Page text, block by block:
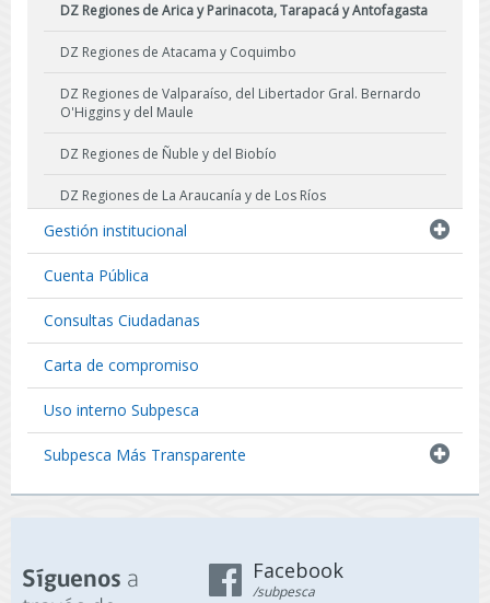
DZ Regiones de Arica y Parinacota, Tarapacá y Antofagasta
DZ Regiones de Atacama y Coquimbo
DZ Regiones de Valparaíso, del Libertador Gral. Bernardo
O'Higgins y del Maule
DZ Regiones de Ñuble y del Biobío
DZ Regiones de La Araucanía y de Los Ríos
DZ Región de Los Lagos
DZ Región de Aysén del General Carlos Ibañez del Campo
DZ Región de Magallanes y La Antártica Chilena
Gestión institucional
Cuenta Pública
Consultas Ciudadanas
Carta de compromiso
Uso interno Subpesca
Subpesca Más Transparente
Síguenos a
Facebook
/subpesca